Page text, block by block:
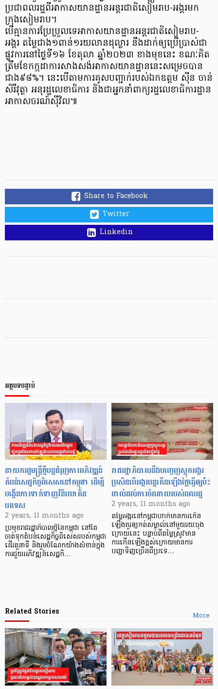
ប្រជាពលរដ្ឋពីអាកាសយានដ្ឋានអន្តរជាតិសៀមរាប-អង្គរមក
ក្រុងសៀមរាប។
បើគ្មានការប្រែប្រួលទេអាកាសយានដ្ឋានអន្តរជាតិសៀមរាប-
អង្គរ តម្លៃជាង១ពាន់១រយលានដុល្លារ នឹងដាក់ឲ្យប្រើប្រាស់ជា
ផ្លូវការនៅថ្ងៃទី១៦ ខែតុលា ឆ្នាំ២០២៣ ខាងមុខនេះ ខណៈគិត
ត្រឹមខែកក្កដាការសាងសង់អាកាសយានដ្ឋាននេះសម្រេចបាន
ជាង៩៨%។ នេះបើតាមការគូសបញ្ជាក់របស់ឯកឧត្តម ស៊ីន ចាន់
សិរីវុត្ថា អនុរដ្ឋលេខាធិការ និងជាអ្នកនាំពាក្យរដ្ឋលេខាធិការដ្ឋាន
អាកាសចរណ៍ស៊ីវិល៕
Share to Facebook
Twitter
Linkedin
អត្ថបទបន្ទាប់
នាយករដ្ឋមន្ត្រីថ្មីបន្តជំរុញការអភិវឌ្ឍន៍
តំបន់សេដ្ឋកិច្ចពិសេសនៅកម្ពុជា ដើម្បី
បង្កើនការទាក់ទាញវិនិយោគិន
បរទេស
2 years, 11 months ago
ប្រមុខរាជរដ្ឋាភិបាលថ្មីនៃកម្ពុជា នៅតែ
ចាត់ទុកតំបន់សេដ្ឋកិច្ចពិសេសរបស់កម្ពុជា
ដើរតួនាទី និងរួមចំណែកយ៉ាងសំខាន់ក្នុង
ការជួយអភិវឌ្ឍន៍សេដ្ឋកិ…
រាជរដ្ឋាភិបាលនឹងបញ្ចេញស្តុកអង្ករ
ប្រសិនបើអង្ករបន្តកើនឡើងថ្លៃធ្វើឲ្យប៉ះ
ពាល់ដល់ការចំណាយរបស់ពលរដ្ឋ
2 years, 11 months ago
តម្លៃអង្ករនៅកម្ពុជាហាក់មានការកើន
ឡើងគួរឲ្យកត់សម្គាល់នៅមួយរយៈចុង
ក្រោយនេះ បន្ទាប់ពីតម្លៃស្រូវមាន
ការកើនឡើងខ្ពស់ក្រោយមានការ
បញ្ជាទិញច្រើនពីប្រទេ…
More
Related Stories